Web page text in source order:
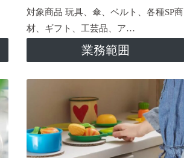
対象商品 玩具、傘、ベルト、各種SP商
材、ギフト、工芸品、ア…
業務範囲